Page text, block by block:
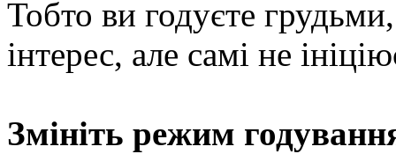
Тобто ви годуєте
інтерес, але самі не
Змініть режим